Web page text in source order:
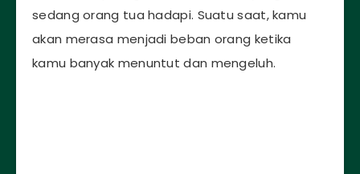
sedang orang tua hadapi. Suatu saat, kamu
akan merasa menjadi beban orang ketika
kamu banyak menuntut dan mengeluh.